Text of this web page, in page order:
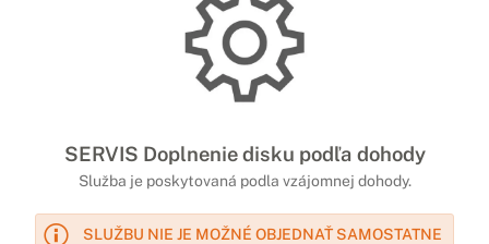
SERVIS Doplnenie disku podľa dohody
Služba je poskytovaná podla vzájomnej dohody.
SLUŽBU NIE JE MOŽNÉ OBJEDNAŤ SAMOSTATNE